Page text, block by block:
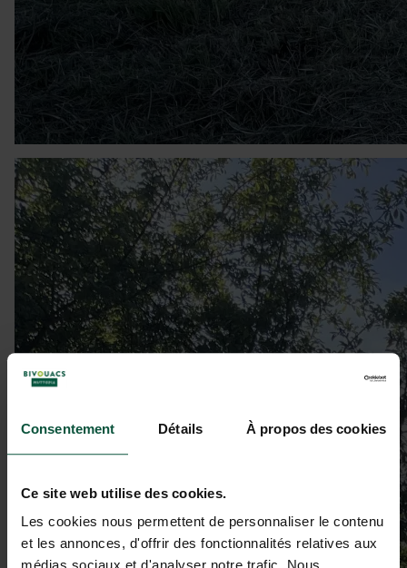
Consentement Détails À propos des cookies
Ce site web utilise des cookies.
Les cookies nous permettent de personnaliser le contenu
et les annonces, d'offrir des fonctionnalités relatives aux